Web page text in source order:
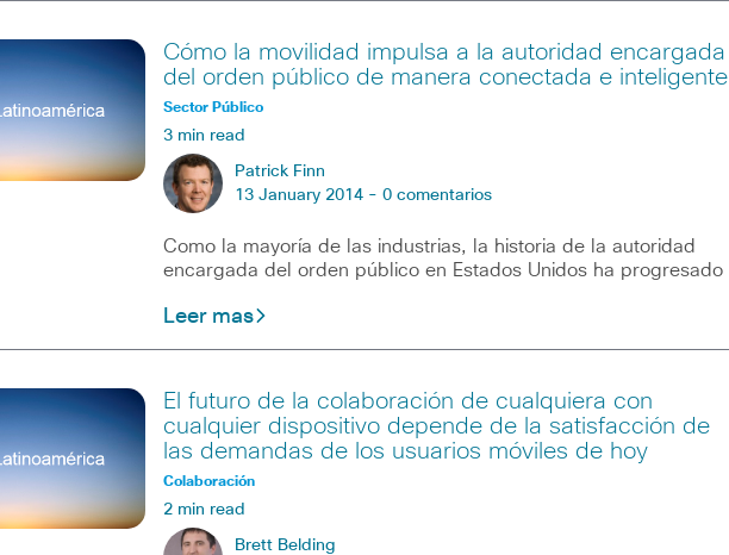
Cómo la movilidad impulsa a la autoridad encargada
del orden público de manera conectada e inteligente
Sector Público
3 min read
Patrick Finn
13 January 2014 - 0 comentarios
Como la mayoría de las industrias, la historia de la autoridad
encargada del orden público en Estados Unidos ha progresado
Leer mas
El futuro de la colaboración de cualquiera con
cualquier dispositivo depende de la satisfacción de
las demandas de los usuarios móviles de hoy
Colaboración
2 min read
Brett Belding